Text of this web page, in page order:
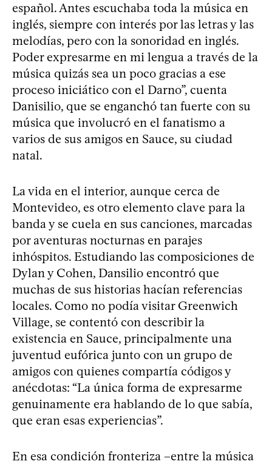
español. Antes escuchaba toda la música en
inglés, siempre con interés por las letras y las
melodías, pero con la sonoridad en inglés.
Poder expresarme en mi lengua a través de la
música quizás sea un poco gracias a ese
proceso iniciático con el Darno”, cuenta
Danisilio, que se enganchó tan fuerte con su
música que involucró en el fanatismo a
varios de sus amigos en Sauce, su ciudad
natal.
La vida en el interior, aunque cerca de
Montevideo, es otro elemento clave para la
banda y se cuela en sus canciones, marcadas
por aventuras nocturnas en parajes
inhóspitos. Estudiando las composiciones de
Dylan y Cohen, Dansilio encontró que
muchas de sus historias hacían referencias
locales. Como no podía visitar Greenwich
Village, se contentó con describir la
existencia en Sauce, principalmente una
juventud eufórica junto con un grupo de
amigos con quienes compartía códigos y
anécdotas: “La única forma de expresarme
genuinamente era hablando de lo que sabía,
que eran esas experiencias”.
En esa condición fronteriza –entre la música